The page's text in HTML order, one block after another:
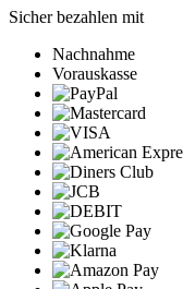
Sicher bezahlen mit
Nachnahme
Vorauskasse